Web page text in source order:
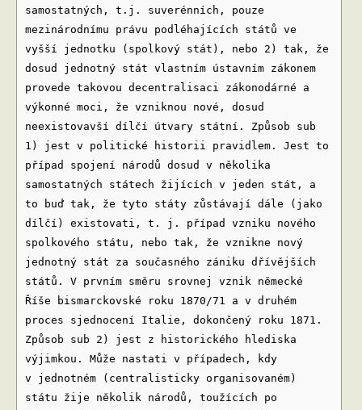
samostatných, t.j. suverénních, pouze
mezinárodnímu právu podléhajících států ve
vyšší jednotku (spolkový stát), nebo 2) tak, že
dosud jednotný stát vlastním ústavním zákonem
provede takovou decentralisaci zákonodárné a
výkonné moci, že vzniknou nové, dosud
neexistovavší dílčí útvary státní. Způsob sub
1) jest v politické historii pravidlem. Jest to
případ spojení národů dosud v několika
samostatných státech žijících v jeden stát, a
to buď tak, že tyto státy zůstávají dále (jako
dílčí) existovati, t. j. případ vzniku nového
spolkového státu, nebo tak, že vznikne nový
jednotný stát za současného zániku dřívějších
států. V prvním směru srovnej vznik německé
Říše bismarckovské roku 1870/71 a v druhém
proces sjednocení Italie, dokončený roku 1871.
Způsob sub 2) jest z historického hlediska
výjimkou. Může nastati v případech, kdy
v jednotném (centralisticky organisovaném)
státu žije několik národů, toužících po